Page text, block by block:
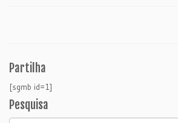
Partilha
[sgmb id=1]
Pesquisa